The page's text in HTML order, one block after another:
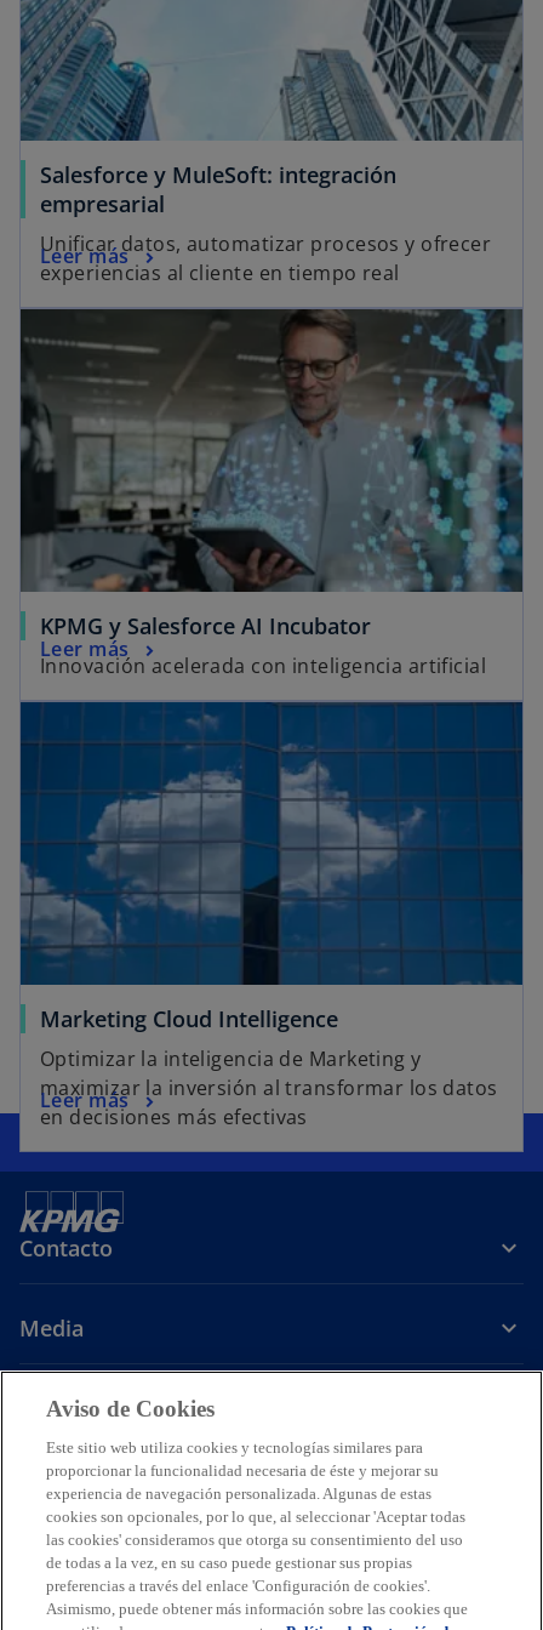
Salesforce y MuleSoft: integración
empresarial
Unificar datos, automatizar procesos y ofrecer
experiencias al cliente en tiempo real
Leer más
KPMG y Salesforce AI Incubator
Innovación acelerada con inteligencia artificial
Leer más
Marketing Cloud Intelligence
Optimizar la inteligencia de Marketing y
maximizar la inversión al transformar los datos
en decisiones más efectivas
Leer más
Contacto
Media
Carrera
s
e
a
b
r
e
s
e
a
b
r
e
s
e
a
b
r
e
s
e
a
b
r
e
LegalAvisos de PrivacidadAccesibilidadAyudaGlosario
© 2026 KPMG Cárdenas Dosal, S.C., Sociedad Civil Mexicana y firma
miembro de la organización mundial de firmas miembros
independientes de KPMG afiliadas a KPMG International Limited, una
Aviso de Cookies
Este sitio web utiliza cookies y tecnologías similares para
proporcionar la funcionalidad necesaria de éste y mejorar su
experiencia de navegación personalizada. Algunas de estas
cookies son opcionales, por lo que, al seleccionar 'Aceptar todas
las cookies' consideramos que otorga su consentimiento del uso
de todas a la vez, en su caso puede gestionar sus propias
preferencias a través del enlace 'Configuración de cookies'.
Asimismo, puede obtener más información sobre las cookies que